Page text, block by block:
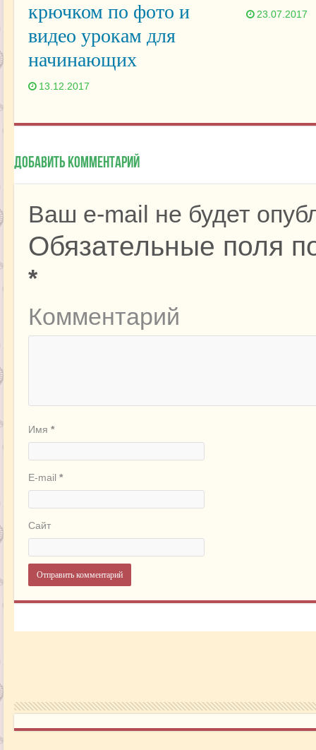
крючком по фото и
видео урокам для
начинающих
13.12.2017
23.07.2017
Добавить комментарий
Ваш e-mail не будет
Обязательные поля
*
Комментарий
Имя *
E-mail *
Сайт